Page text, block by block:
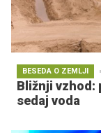
BESEDA O ZEMLJI
Bližnji vzhod:
sedaj voda